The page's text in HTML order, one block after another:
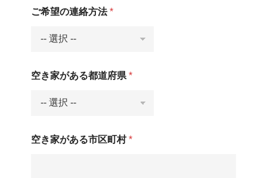
問
細
ご
絡
ご希望の連絡方法*
空き家がある都道府県 *
空き家がある市区町村*